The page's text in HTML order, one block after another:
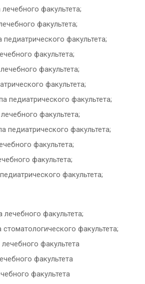
факультета;
факультета;
факультета;
факультета;
факультета;
факультета;
педиатрического факультета;
факультета;
педиатрического факультета;
факультета;
факультета;
факультета;
лечебного факультета;
факультета;
факультета
факультета
факультета